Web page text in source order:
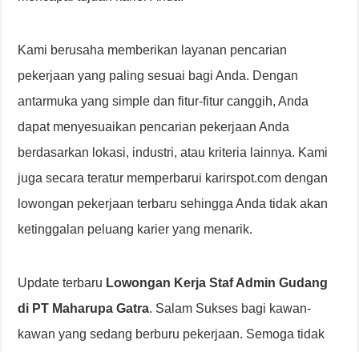
Kami berusaha memberikan layanan pencarian
pekerjaan yang paling sesuai bagi Anda. Dengan
antarmuka yang simple dan fitur-fitur canggih, Anda
dapat menyesuaikan pencarian pekerjaan Anda
berdasarkan lokasi, industri, atau kriteria lainnya. Kami
juga secara teratur memperbarui karirspot.com dengan
lowongan pekerjaan terbaru sehingga Anda tidak akan
ketinggalan peluang karier yang menarik.
Update terbaru Lowongan Kerja Staf Admin Gudang
di PT Maharupa Gatra. Salam Sukses bagi kawan-
kawan yang sedang berburu pekerjaan. Semoga tidak